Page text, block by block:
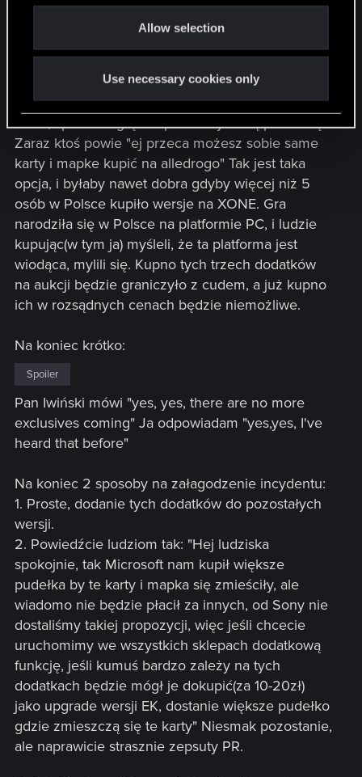
Allow selection
Use necessary cookies only
kolekcjonerów nie jest ważne DLC, dla nich jest
sama. Sam fakt ogłoszenia tego już po
wyczerpaniu zapasów EK najbardziej boli, bo nie
ma możliwości zmienić decyzji by kupić EK na
kloca, sprzedać grę i kupić na wybraną platformę.
Zaraz ktoś powie "ej przeca możesz sobie same
karty i mapke kupić na alledrogo" Tak jest taka
opcja, i byłaby nawet dobra gdyby więcej niż 5
osób w Polsce kupiło wersje na XONE. Gra
narodziła się w Polsce na platformie PC, i ludzie
kupując(w tym ja) myśleli, że ta platforma jest
wiodąca, mylili się. Kupno tych trzech dodatków
na aukcji będzie graniczyło z cudem, a już kupno
ich w rozsądnych cenach będzie niemożliwe.
Na koniec krótko:
Spoiler
Pan Iwiński mówi "yes, yes, there are no more
exclusives coming" Ja odpowiadam "yes,yes, I've
heard that before"
Na koniec 2 sposoby na załagodzenie incydentu:
1. Proste, dodanie tych dodatków do pozostałych
wersji.
2. Powiedźcie ludziom tak: "Hej ludziska
spokojnie, tak Microsoft nam kupił większe
pudełka by te karty i mapka się zmieściły, ale
wiadomo nie będzie płacił za innych, od Sony nie
dostaliśmy takiej propozycji, więc jeśli chcecie
uruchomimy we wszystkich sklepach dodatkową
funkcję, jeśli kumuś bardzo zależy na tych
dodatkach będzie mógł je dokupić(za 10-20zł)
jako upgrade wersji EK, dostanie większe pudełko
gdzie zmieszczą się te karty" Niesmak pozostanie,
ale naprawicie strasznie zepsuty PR.